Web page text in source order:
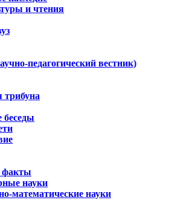
и чтения
педагогический вестник)
трибуна
беседы
факты
науки
математические науки